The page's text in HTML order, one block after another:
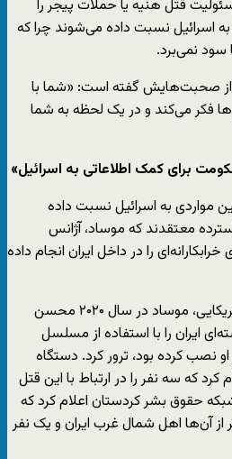
قتل هنیه یا حملات پیجر را
اسرائیل نسبت داده می‌شوند چرا که
سود نمی‌برد.
از صحبت‌هایش گفته است: «شما با
فکر می‌کند و در یک لحظه به شما
برای کمک اطلاعاتی به اسرائیل»
مواردی به اسرائیل نسبت داده
معتقدند که موساد، آژانس
را در داخل ایران انجام داده
طبق گزارش‌های رسانه‌های آمریکایی، موساد در سال ۲۰۲۰ محسن
ایران را با استفاده از مسلسل
نصب کرده بود، ترور کرد. دستگاه
که سه نفر را در ارتباط با این قتل
حقوق بشر کردستان اعلام کرد که
آن‌ها اهل شمال غرب ایران و یک نفر